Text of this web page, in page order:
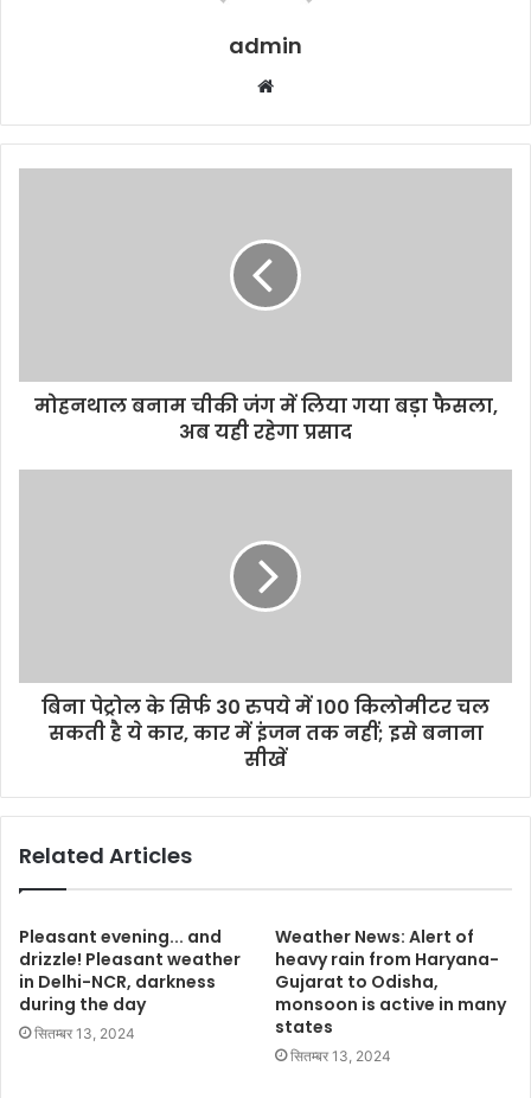
admin
b
s
e
मोहनथाल बनाम चीकी जंग में लिया गया बड़ा फैसला,
अब यही रहेगा प्रसाद
बिना पेट्रोल के सिर्फ 30 रुपये में 100 किलोमीटर चल
सकती है ये कार, कार में इंजन तक नहीं; इसे बनाना
सीखें
Related Articles
Pleasant evening... and
drizzle! Pleasant weather
in Delhi-NCR, darkness
during the day
सितम्बर 13, 2024
Weather News: Alert of
heavy rain from Haryana-
Gujarat to Odisha,
monsoon is active in many
states
सितम्बर 13, 2024